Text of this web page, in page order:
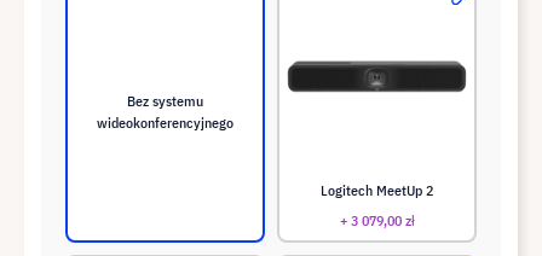
Bez systemu
wideokonferencyjnego
Logitech MeetUp 2
+ 3 079,00 zł